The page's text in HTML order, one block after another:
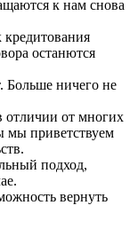
к нам снова
кредитования
останются
ничего не
отличии от многих
мы приветствуем
подход,
вернуть